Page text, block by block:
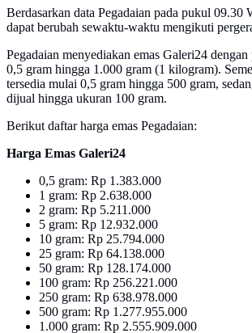
Berdasarkan data Pegadaian pada pukul 09.30
dapat berubah sewaktu-waktu mengikuti
Pegadaian menyediakan emas Galeri24
0,5 gram hingga 1.000 gram (1 kilogram).
tersedia mulai 0,5 gram hingga 500 gram,
dijual hingga ukuran 100 gram.
Berikut daftar harga emas Pegadaian:
Harga Emas Galeri24
0,5 gram: Rp 1.383.000
1 gram: Rp 2.638.000
2 gram: Rp 5.211.000
5 gram: Rp 12.932.000
10 gram: Rp 25.794.000
25 gram: Rp 64.138.000
50 gram: Rp 128.174.000
100 gram: Rp 256.221.000
250 gram: Rp 638.978.000
500 gram: Rp 1.277.955.000
1.000 gram: Rp 2.555.909.000